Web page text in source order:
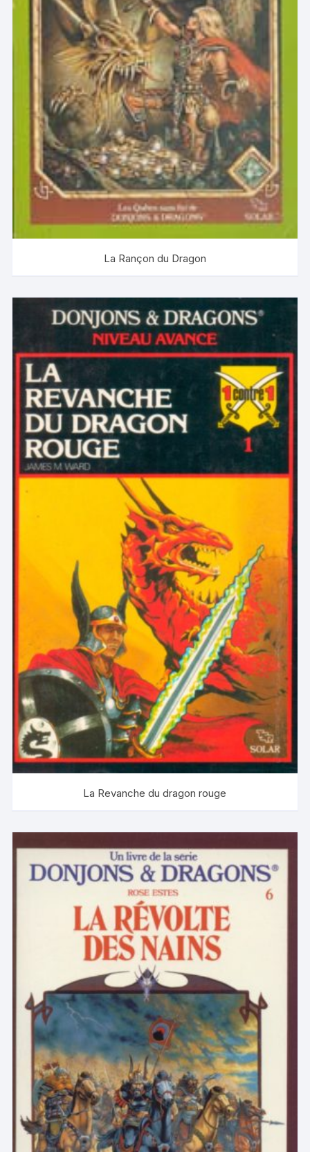
La Rançon du Dragon
La Revanche du dragon rouge